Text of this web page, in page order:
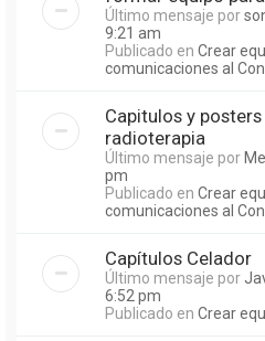
Último mensaje por
9:21 am
Publicado en Crear
comunicaciones al
Capitulos y
radioterapia
Último mensaje por
pm
Publicado en Crear
comunicaciones al
Capítulos Celador
Último mensaje por
6:52 pm
Publicado en Crear